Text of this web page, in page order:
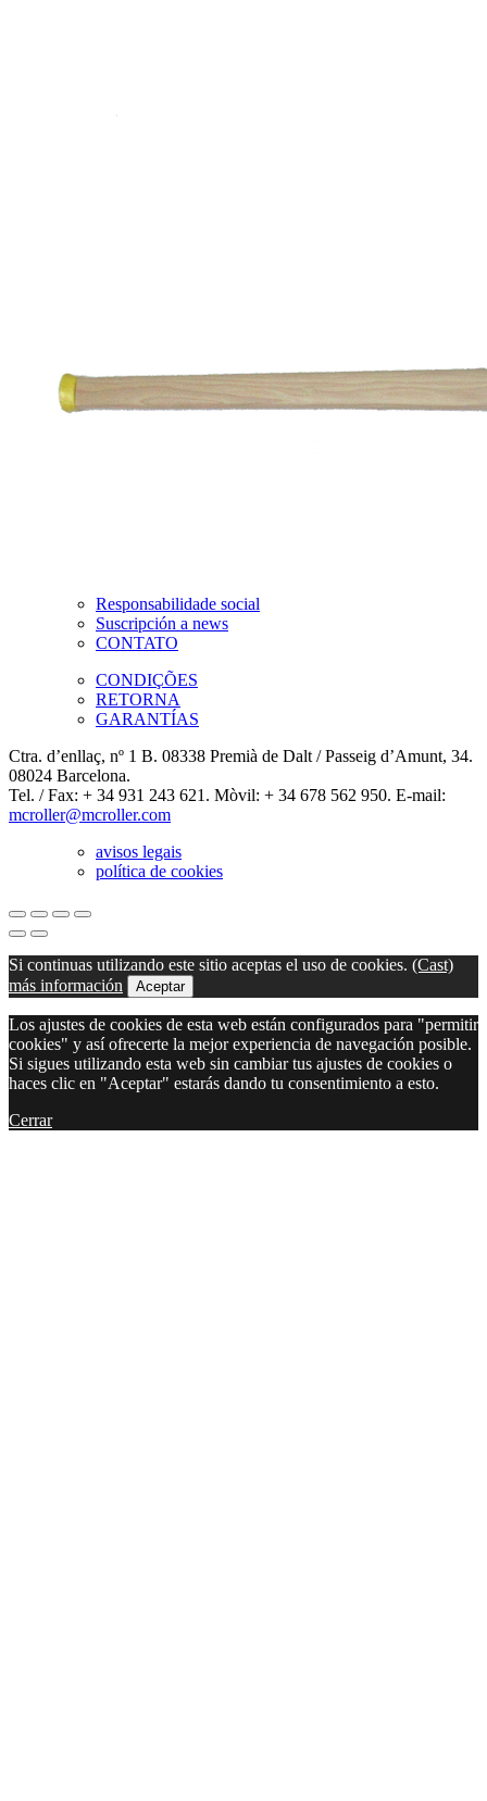
Responsabilidade social
Suscripción a news
CONTATO
CONDIÇÕES
RETORNA
GARANTÍAS
Ctra. d’enllaç, nº 1 B. 08338 Premià de Dalt / Passeig d’Amunt, 34.
08024 Barcelona.
Tel. / Fax: + 34 931 243 621. Mòvil: + 34 678 562 950. E-mail:
mcroller@mcroller.com
avisos legais
política de cookies
Si continuas utilizando este sitio aceptas el uso de cookies. (Cast)
más información
Aceptar
Los ajustes de cookies de esta web están configurados para "permitir
cookies" y así ofrecerte la mejor experiencia de navegación posible.
Si sigues utilizando esta web sin cambiar tus ajustes de cookies o
haces clic en "Aceptar" estarás dando tu consentimiento a esto.
Cerrar